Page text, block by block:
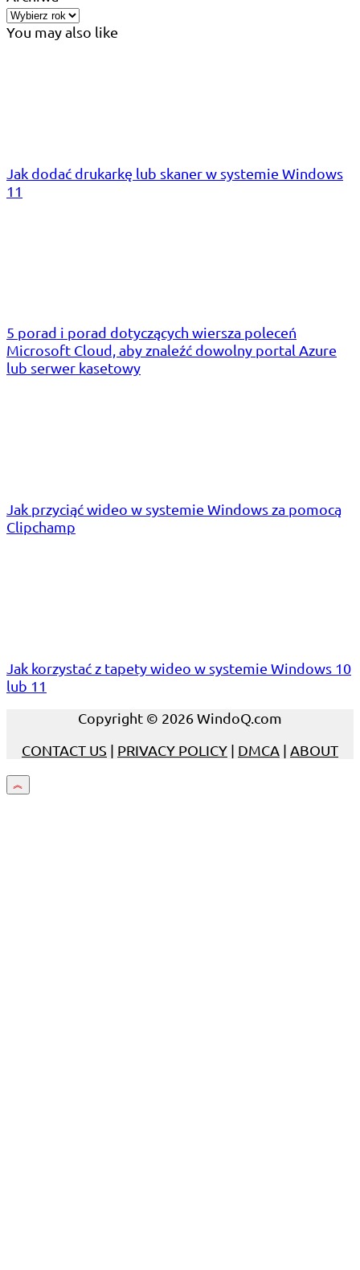
You may also like
Jak dodać drukarkę lub skaner w systemie Windows
11
5 porad i porad dotyczących wiersza poleceń
Microsoft Cloud, aby znaleźć dowolny portal Azure
lub serwer kasetowy
Jak przyciąć wideo w systemie Windows za pomocą
Clipchamp
Jak korzystać z tapety wideo w systemie Windows 10
lub 11
Copyright © 2026 WindoQ.com
CONTACT US | PRIVACY POLICY | DMCA | ABOUT